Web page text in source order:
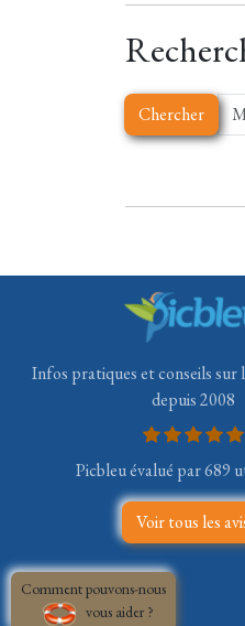
Chercher
Comment pouvons-nous
vous aider ?
Infos pratiques et conseils sur
depuis 2008
Picbleu évalué par 689
Voir tous les